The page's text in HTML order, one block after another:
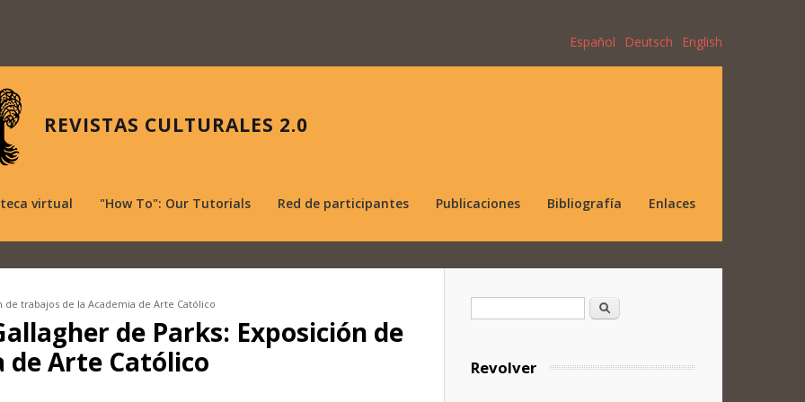
Español Deutsch English
REVISTAS CULTURALES 2.0
virtual "How To": Our Tutorials Red de participantes Publicaciones Bibliografía Enlaces
trabajos de la Academia de Arte Católico
de Parks: Exposición de
de Arte Católico
Formulario de búsqueda
Buscar
Revolver